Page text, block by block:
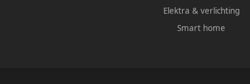
Elektra & verlichting
Smart home